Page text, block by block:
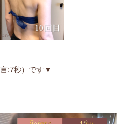
:7秒）です▼